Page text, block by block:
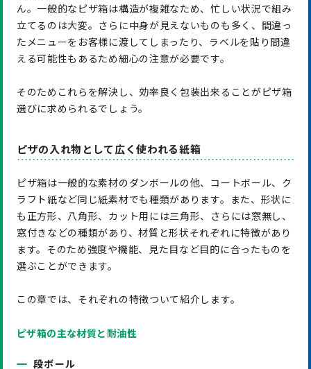
ん。一般的なピザ箱は構造が複雑なため、忙しい状況で組み
立てるのは大変。さらに中身が見えないものも多く、間違っ
たメニューをお客様に渡してしまったり、ラベルを貼り間違
える可能性もあるため細心の注意が必要です。
そのためこれらを解決し、効率良く包装出来ることがピザ箱
選びに求められるでしょう。
ピザの入れ物として広く使われる紙箱
ピザ箱は一般的な素材のダンボールの他、コートボール、ク
ラフト紙など同じ紙素材でも種類があります。また、形状に
も正方形、八角形、カット用には三角形、さらには窓無し、
窓付きなどの種類があり、材質と形状それぞれに特徴があり
ます。そのため強度や機能、見た目など目的に合ったものを
選ぶことができます。
この章では、それぞれの特徴ついて紹介します。
ピザ箱の主な材質と耐油性
段ボール